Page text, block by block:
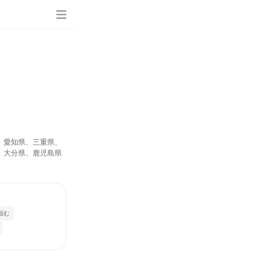
知県、三重県、
大分県、鹿児島県
む